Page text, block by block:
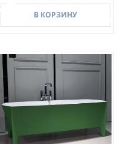
В КОРЗИНУ
В КОРЗИНУ